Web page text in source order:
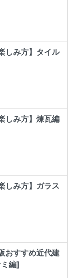
しみ方】タイル
しみ方】煉瓦編
しみ方】ガラス
おすすめ近代建
編]